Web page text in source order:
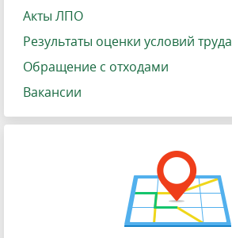
Акты ЛПО
Результаты оценки условий труда
Обращение с отходами
Вакансии